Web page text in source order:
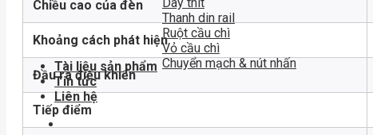
Thanh din rail
Ruột cầu chì
Vỏ cầu chì
Chuyển mạch & nút nhấn
Tài liệu sản phẩm
Tin tức
Liên hệ
Chiều cao của đèn
Khoảng cách phát hiện
Đầu ra điều khiển
Tiếp điểm